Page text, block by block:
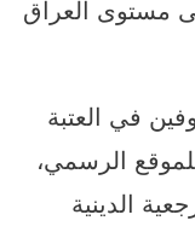
مستوى العراق
في العتبة
الرسمي،
الدينية